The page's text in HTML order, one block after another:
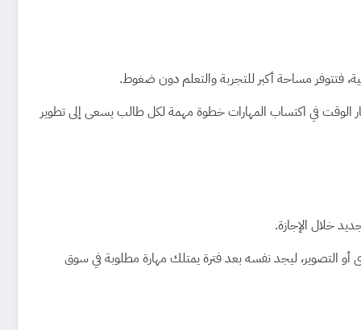
فتتوفر مساحة أكبر للتجربة والتعلم دون ضغوط.
الوقت في اكتساب المهارات خطوة مهمة لكل طالب يسعى إلى تطوير
خلال الإجازة.
أو التصوير، ليجد نفسه بعد فترة يمتلك مهارة مطلوبة في سوق